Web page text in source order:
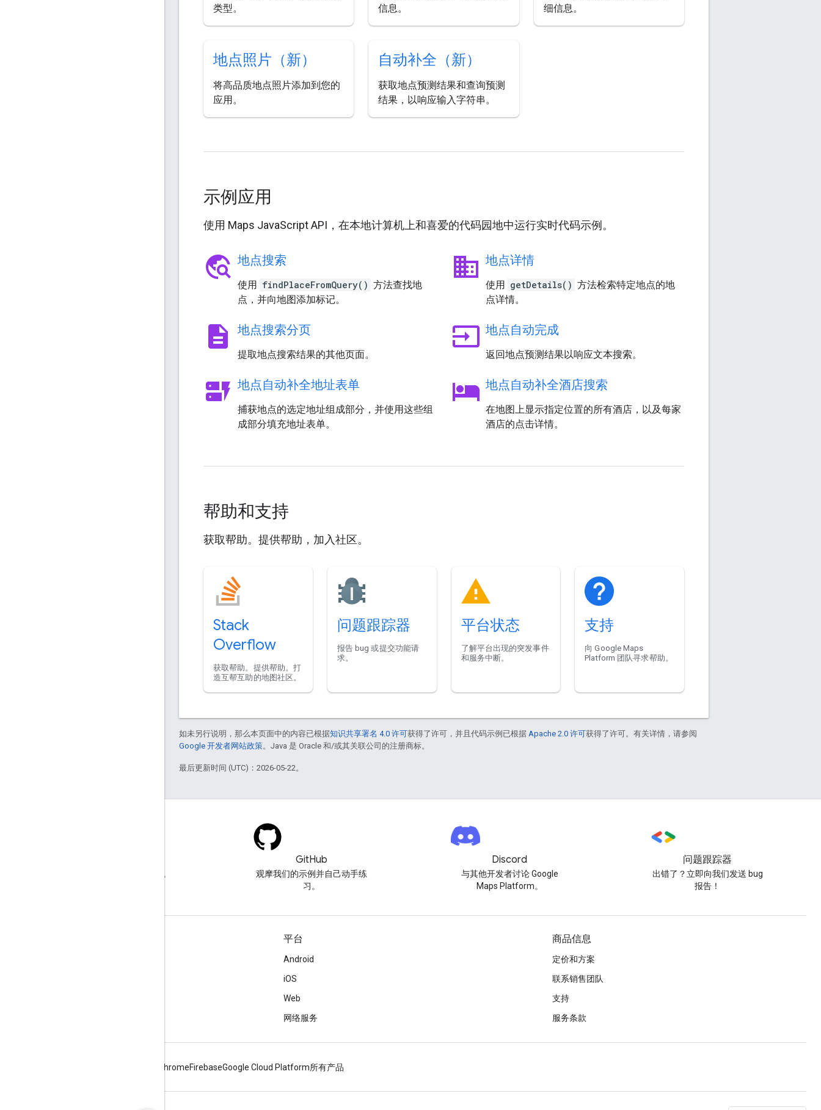
类型。
信息。
细信息。
地点照片（新）
将高品质地点照片添加到您的
应用。
自动补全（新）
获取地点预测结果和查询预测
结果，以响应输入字符串。
示例应用
使用 Maps JavaScript API，在本地计算机上和喜爱的代码园地中运行实时代码示例。
travel_explore 地点搜索
使用 findPlaceFromQuery() 方法查找地
点，并向地图添加标记。
business 地点详情
使用 getDetails() 方法检索特定地点的地
点详情。
description 地点搜索分页
提取地点搜索结果的其他页面。
input 地点自动完成
返回地点预测结果以响应文本搜索。
dynamic_form 地点自动补全地址表单
捕获地点的选定地址组成部分，并使用这些组
成部分填充地址表单。
hotel 地点自动补全酒店搜索
在地图上显示指定位置的所有酒店，以及每家
酒店的点击详情。
帮助和支持
获取帮助。提供帮助，加入社区。
Stack
Overflow
获取帮助。提供帮助。打
造互帮互助的地图社区。
问题跟踪器
报告 bug 或提交功能请
求。
平台状态
了解平台出现的突发事件
和服务中断。
支持
向 Google Maps
Platform 团队寻求帮助。
如未另行说明，那么本页面中的内容已根据知识共享署名 4.0 许可获得了许可，并且代码示例已根据 Apache 2.0 许可获得了许可。有关详情，请参阅
Google 开发者网站政策。Java 是 Oracle 和/或其关联公司的注册商标。
最后更新时间 (UTC)：2026-05-22。
在 google-maps 标签下提问。
GitHub
观摩我们的示例并自己动手练
习。
Discord
与其他开发者讨论 Google
Maps Platform。
问题跟踪器
出错了？立即向我们发送 bug
报告！
平台
Android
iOS
Web
网络服务
商品信息
定价和方案
联系销售团队
支持
服务条款
ChromeFirebaseGoogle Cloud Platform所有产品